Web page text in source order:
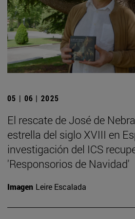
05 | 06 | 2025
El rescate de José de
estrella del siglo XVIII en
investigación del ICS
'Responsorios de Navidad'
Imagen Leire Escalada